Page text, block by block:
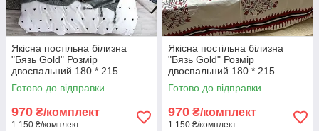
Якісна постільна білизна
"Бязь Gold" Розмір
двоспальний 180 * 215
Готово до відправки
970 ₴/комплект
1 150 ₴/комплект
Якісна постільна білизна
"Бязь Gold" Розмір
двоспальний 180 * 215
Готово до відправки
970 ₴/комплект
1 150 ₴/комплект